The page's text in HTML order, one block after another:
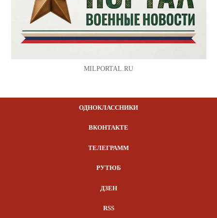
MILPORTAL.RU
ОДНОКЛАССНИКИ
ВКОНТАКТЕ
ТЕЛЕГРАММ
РУТЮБ
ДЗЕН
RSS